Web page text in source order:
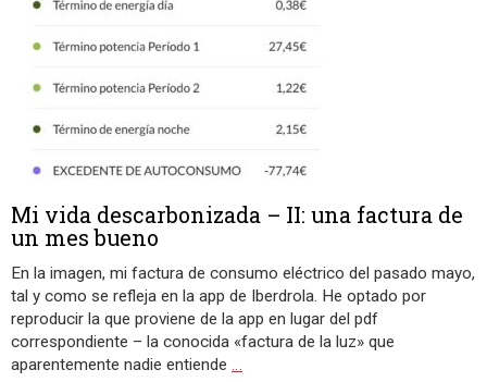
Mi vida descarbonizada – II: una factura de
un mes bueno
En la imagen, mi factura de consumo eléctrico del pasado mayo,
tal y como se refleja en la app de Iberdrola. He optado por
reproducir la que proviene de la app en lugar del pdf
correspondiente – la conocida «factura de la luz» que
aparentemente nadie entiende …